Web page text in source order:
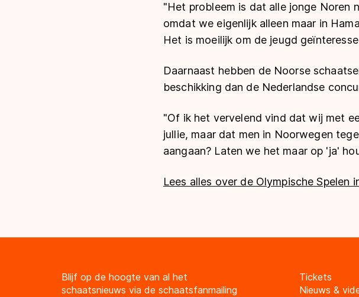
"Het probleem is dat alle jonge Noren
omdat we eigenlijk alleen maar in
Het is moeilijk om de jeugd
Daarnaast hebben de Noorse
beschikking dan de Nederlandse
"Of ik het vervelend vind dat wij met
jullie, maar dat men in Noorwegen
aangaan? Laten we het maar op 'ja'
Lees alles over de Olympische Spelen
Blijf op de hoogte van al het
schaatsnieuws via de schaatsfanmailing
Tickets
Nieuws &